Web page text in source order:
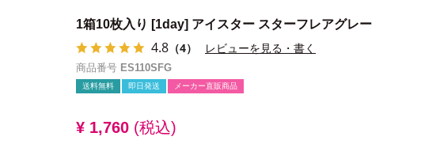
1箱10枚入り [1day] アイスター スターフレアグレー
4.8 （4） レビューを見る・書く
商品番号 ES110SFG
送料無料 即日発送 メーカー直販商品
¥ 1,760 税込